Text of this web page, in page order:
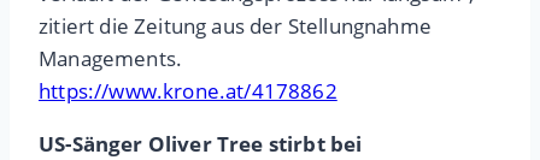
zitiert die Zeitung aus der Stellungnahme
Managements.
https://www.krone.at/4178862
US-Sänger Oliver Tree stirbt bei